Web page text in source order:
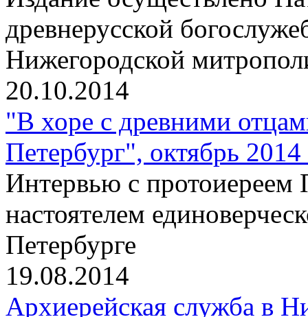
древнерусской
Нижегородской
20.10.2014
"В хоре с древними
Петербург", октябрь 2014
Интервью с
настоятелем
Петербурге
19.08.2014
Архиерейская служба в